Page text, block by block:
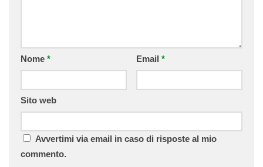
Nome * Email *
Sito web
Avvertimi via email in caso di risposte al mio
commento.